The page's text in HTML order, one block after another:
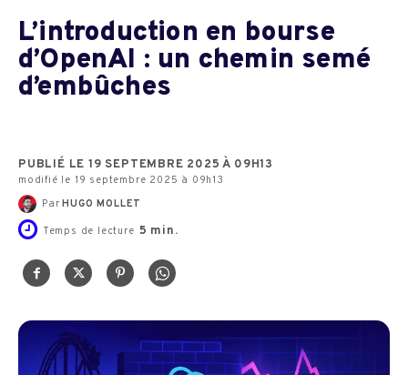
L’introduction en bourse
d’OpenAI : un chemin semé
d’embûches
PUBLIÉ LE 19 SEPTEMBRE 2025 À 09H13
modifié le 19 septembre 2025 à 09h13
Par HUGO MOLLET
Temps de lecture 5 min.